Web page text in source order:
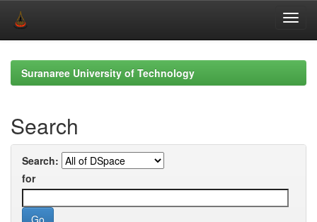
navigationSuranaree University of Technology
Search
Search:
for